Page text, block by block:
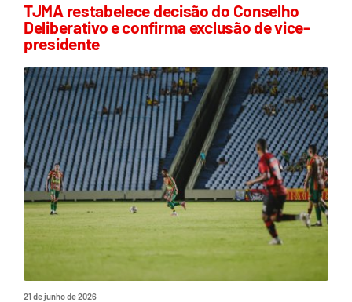
TJMA restabelece decisão do Conselho
Deliberativo e confirma exclusão de vice-
presidente
21 de junho de 2026